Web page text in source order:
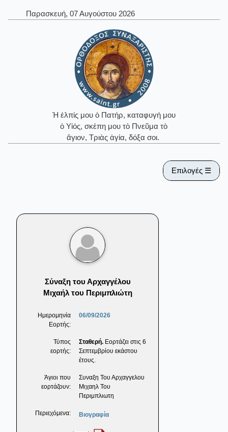
Παρασκευή, 07 Αυγούστου 2026
Ἡ ἐλπίς μου ὁ Πατήρ, καταφυγή μου
ὁ Υἱός, σκέπη μου τὸ Πνεῦμα τὸ
ἅγιον, Τριὰς ἁγία, δόξα σοι.
Επιλογές ☰
Σύναξη του Αρχαγγέλου
Μιχαήλ του Περιμπλιώτη
Ημερομηνία
Εορτής:
06/09/2026
Τύπος
εορτής:
Σταθερή. Εορτάζει στις 6
Σεπτεμβρίου εκάστου
έτους.
Άγιοι που
εορτάζουν:
Συναξη Του Αρχαγγελου
Μιχαηλ Του
Περιμπλιωτη
Περιεχόμενα: Βιογραφία